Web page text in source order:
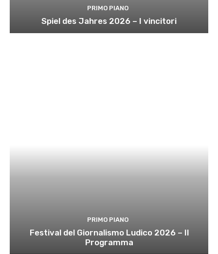
PRIMO PIANO
Spiel des Jahres 2026 – I vincitori
PRIMO PIANO
Festival del Giornalismo Ludico 2026 – Il
Programma